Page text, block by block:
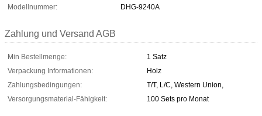
Modellnummer:
DHG-9240A
Zahlung und Versand AGB
Min Bestellmenge:
1 Satz
Verpackung Informationen:
Holz
Zahlungsbedingungen:
T/T, L/C, Western Union,
Versorgungsmaterial-Fähigkeit:
100 Sets pro Monat